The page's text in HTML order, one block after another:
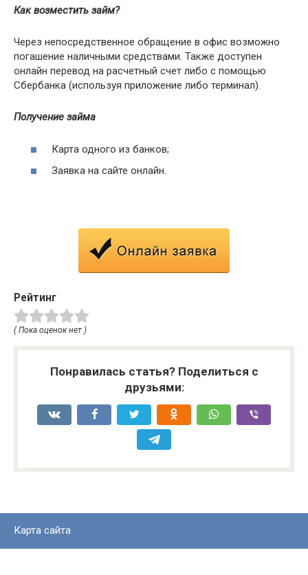
Как возместить займ?
Через непосредственное обращение в офис возможно
погашение наличными средствами. Также доступен
онлайн перевод на расчетный счет либо с помощью
Сбербанка (используя приложение либо терминал).
Получение займа
Карта одного из банков;
Заявка на сайте онлайн.
Рейтинг
( Пока оценок нет )
Понравилась статья? Поделиться с
друзьями:
Карта сайта